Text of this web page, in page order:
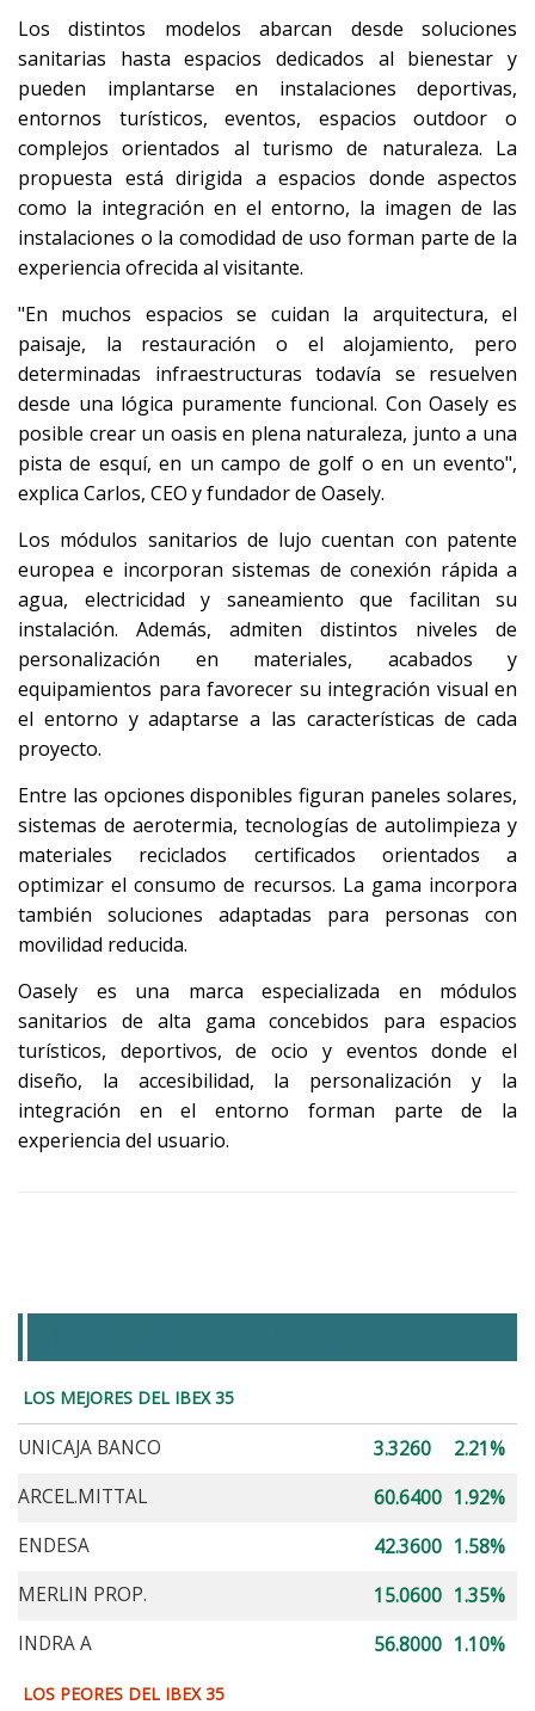
Los distintos modelos abarcan desde soluciones
sanitarias hasta espacios dedicados al bienestar y
pueden implantarse en instalaciones deportivas,
entornos turísticos, eventos, espacios outdoor o
complejos orientados al turismo de naturaleza. La
propuesta está dirigida a espacios donde aspectos
como la integración en el entorno, la imagen de las
instalaciones o la comodidad de uso forman parte de la
experiencia ofrecida al visitante.
"En muchos espacios se cuidan la arquitectura, el
paisaje, la restauración o el alojamiento, pero
determinadas infraestructuras todavía se resuelven
desde una lógica puramente funcional. Con Oasely es
posible crear un oasis en plena naturaleza, junto a una
pista de esquí, en un campo de golf o en un evento",
explica Carlos, CEO y fundador de Oasely.
Los módulos sanitarios de lujo cuentan con patente
europea e incorporan sistemas de conexión rápida a
agua, electricidad y saneamiento que facilitan su
instalación. Además, admiten distintos niveles de
personalización en materiales, acabados y
equipamientos para favorecer su integración visual en
el entorno y adaptarse a las características de cada
proyecto.
Entre las opciones disponibles figuran paneles solares,
sistemas de aerotermia, tecnologías de autolimpieza y
materiales reciclados certificados orientados a
optimizar el consumo de recursos. La gama incorpora
también soluciones adaptadas para personas con
movilidad reducida.
Oasely es una marca especializada en módulos
sanitarios de alta gama concebidos para espacios
turísticos, deportivos, de ocio y eventos donde el
diseño, la accesibilidad, la personalización y la
integración en el entorno forman parte de la
experiencia del usuario.
LOS MEJORES DEL IBEX 35
UNICAJA BANCO 3.3260
2.21%
ARCEL.MITTAL
60.6400 1.92%
ENDESA
42.3600 1.58%
MERLIN PROP.
15.0600 1.35%
INDRA A
56.8000 1.10%
LOS PEORES DEL IBEX 35